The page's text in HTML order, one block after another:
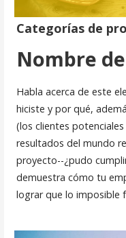
Categorías de
Nombre
Habla acerca de este
hiciste y por qué,
(los clientes
resultados del mundo
proyecto--¿pudo
demuestra cómo tu
lograr que lo imposible